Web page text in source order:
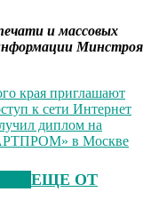
и массовых
Минстроя
края приглашают
к сети Интернет
диплом на
в Москве
ЕЩЕ ОТ